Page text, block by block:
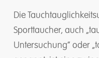
Die
Sporttaucher, auch
Untersuchung“ oder